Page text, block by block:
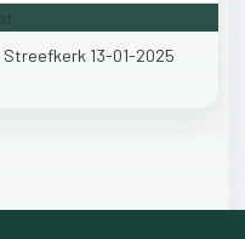
Streefkerk 13-01-2025